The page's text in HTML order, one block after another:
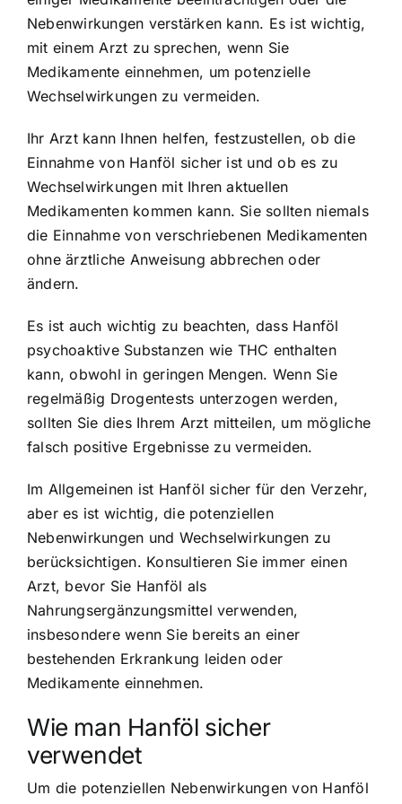
Nebenwirkungen verstärken kann. Es ist wichtig,
mit einem Arzt zu sprechen, wenn Sie
Medikamente einnehmen, um potenzielle
Wechselwirkungen zu vermeiden.
Ihr Arzt kann Ihnen helfen, festzustellen, ob die
Einnahme von Hanföl sicher ist und ob es zu
Wechselwirkungen mit Ihren aktuellen
Medikamenten kommen kann. Sie sollten niemals
die Einnahme von verschriebenen Medikamenten
ohne ärztliche Anweisung abbrechen oder
ändern.
Es ist auch wichtig zu beachten, dass Hanföl
psychoaktive Substanzen wie THC enthalten
kann, obwohl in geringen Mengen. Wenn Sie
regelmäßig Drogentests unterzogen werden,
sollten Sie dies Ihrem Arzt mitteilen, um mögliche
falsch positive Ergebnisse zu vermeiden.
Im Allgemeinen ist Hanföl sicher für den Verzehr,
aber es ist wichtig, die potenziellen
Nebenwirkungen und Wechselwirkungen zu
berücksichtigen. Konsultieren Sie immer einen
Arzt, bevor Sie Hanföl als
Nahrungsergänzungsmittel verwenden,
insbesondere wenn Sie bereits an einer
bestehenden Erkrankung leiden oder
Medikamente einnehmen.
Wie man Hanföl sicher
verwendet
Um die potenziellen Nebenwirkungen von Hanföl